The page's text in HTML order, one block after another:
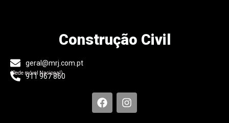
Construção Civil
geral@mrj.com.pt
911 967 860
(Rede móvel Nacional)